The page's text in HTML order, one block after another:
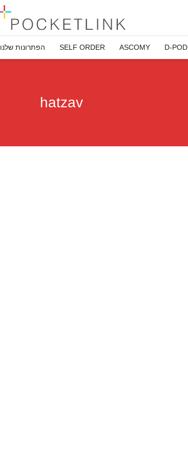
D-POD
ASCOMY
SELF ORDER הפתרונות שלנו
hatzav